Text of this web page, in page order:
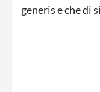
generis e che di